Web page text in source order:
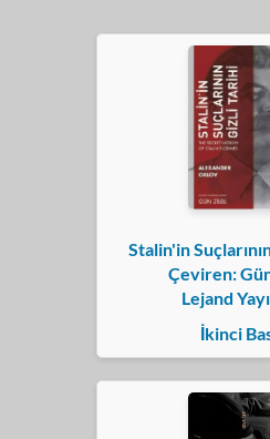
Stalin'in
Çeviren:
Lejand
İkinci